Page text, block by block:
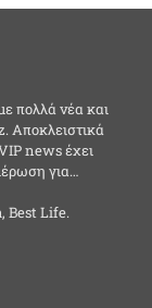
πολλά νέα και
Αποκλειστικά
news έχει
για…
Best Life.